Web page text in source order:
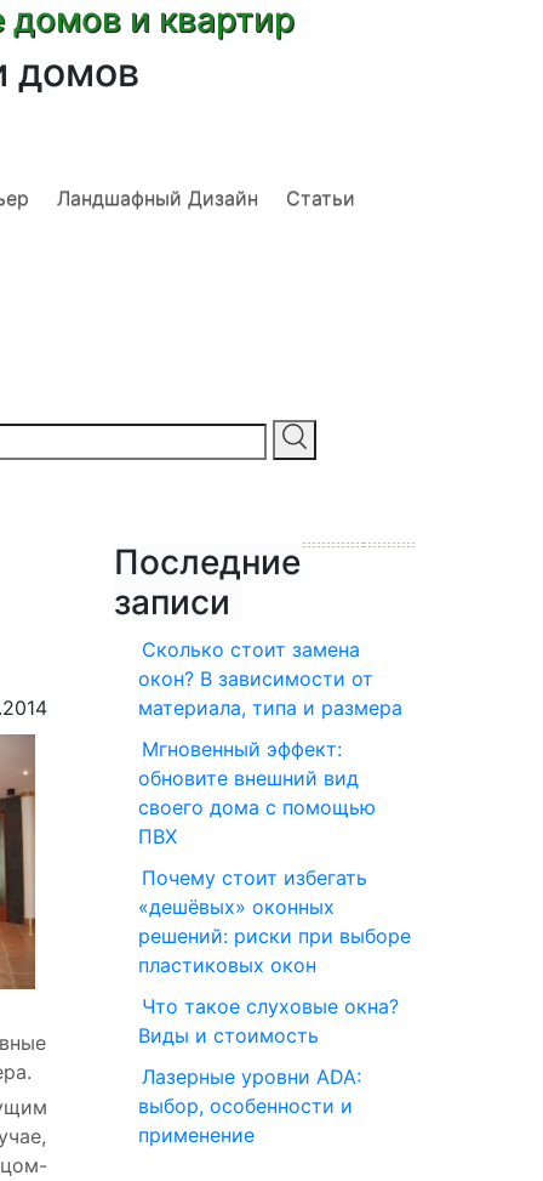
домов и квартир
домов
Ландшафный Дизайн Статьи
Последние
записи
Сколько стоит замена
окон? В зависимости от
материала, типа и размера
Мгновенный эффект:
обновите внешний вид
своего дома с помощью
ПВХ
Почему стоит избегать
«дешёвых» оконных
решений: риски при выборе
пластиковых окон
Что такое слуховые окна?
Виды и стоимость
Лазерные уровни ADA:
выбор, особенности и
применение